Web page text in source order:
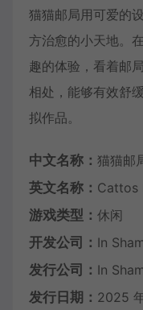
猫猫邮局用可爱的
方治愈的小天地。
趣的体验，看着邮
相处，能够有效舒
拟作品。
中文名称： 猫猫邮
英文名称： Cattos
游戏类型： 休闲
开发公司： In
发行公司： In
发行日期： 2025